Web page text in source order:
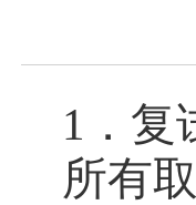
1 ．
所有